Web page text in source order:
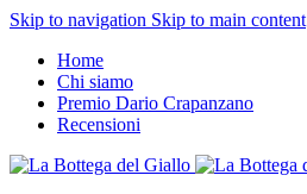
Skip to navigation Skip to main content
Home
Chi siamo
Premio Dario Crapanzano
Recensioni